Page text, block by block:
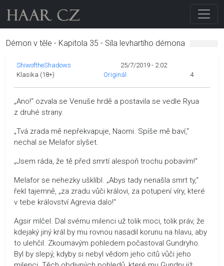
Démon v těle - Kapitola 35 - Síla levhartího démona
ShiwoftheShadows
25/7/2019 - 2:02
Klasika (18+)
Originál 4
„Ano!“ ozvala se Venuše hrdě a postavila se vedle Ryua
z druhé strany.
„Tvá zrada mě nepřekvapuje, Naomi. Spíše mě baví,“
nechal se Melafor slyšet.
„Jsem ráda, že tě před smrtí alespoň trochu pobavím!“
Melafor se nehezky ušklíbl. „Abys tady nenašla smrt ty,“
řekl tajemně, „za zradu vůči královi, za potupení víry, které
v tebe království Agrevia dalo!“
Agsir mlčel. Dal svému milenci už tolik moci, tolik práv, že
kdejaký jiný král by mu rovnou nasadil korunu na hlavu, aby
to ulehčil. Zkoumavým pohledem počastoval Gundryho.
Byl by slepý, kdyby si nebyl vědom jeho citů vůči jeho